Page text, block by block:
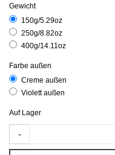
Gewicht
150g/5.29oz
250g/8.82oz
400g/14.11oz
Farbe außen
Creme außen
Violett außen
Auf Lager
-